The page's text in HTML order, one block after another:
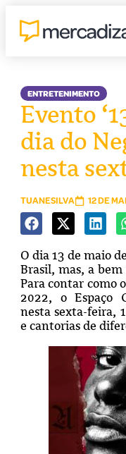
ENTRETENIMENTO
Evento
dia do
nesta
TUANESILVA 12 DE
O dia 13 de maio
Brasil, mas, a
Para contar como
2022, o Espaço
nesta sexta-feira,
e cantorias de